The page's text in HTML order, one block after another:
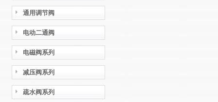
通用调节阀
电动二通阀
电磁阀系列
减压阀系列
疏水阀系列